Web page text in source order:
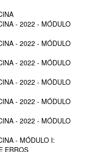
- 2022 - MÓDULO
- 2022 - MÓDULO
- 2022 - MÓDULO
- 2022 - MÓDULO
- 2022 - MÓDULO
- 2022 - MÓDULO
- MÓDULO I:
ERROS